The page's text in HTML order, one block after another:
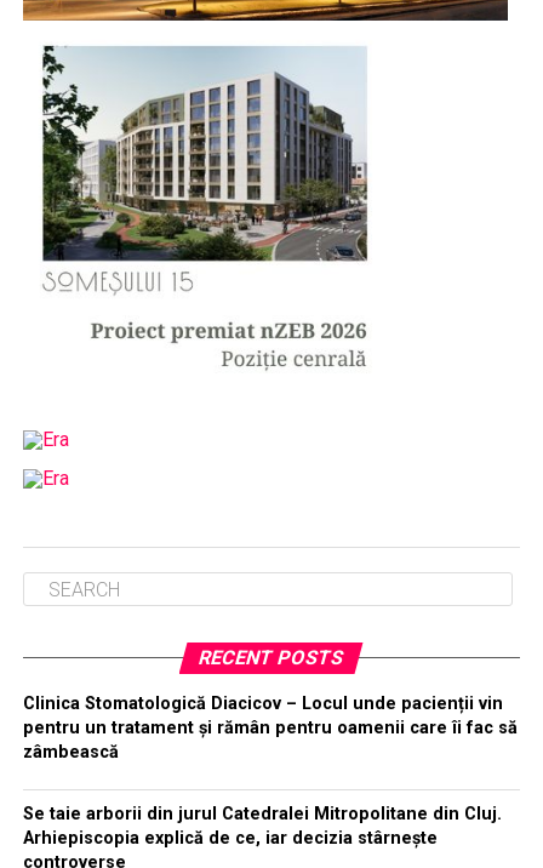
RECENT POSTS
Clinica Stomatologică Diacicov – Locul unde pacienții vin
pentru un tratament și rămân pentru oamenii care îi fac să
zâmbească
Se taie arborii din jurul Catedralei Mitropolitane din Cluj.
Arhiepiscopia explică de ce, iar decizia stârnește
controverse